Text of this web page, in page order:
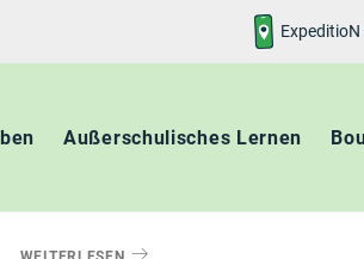
ExpeditioN
Außerschulisches Lernen